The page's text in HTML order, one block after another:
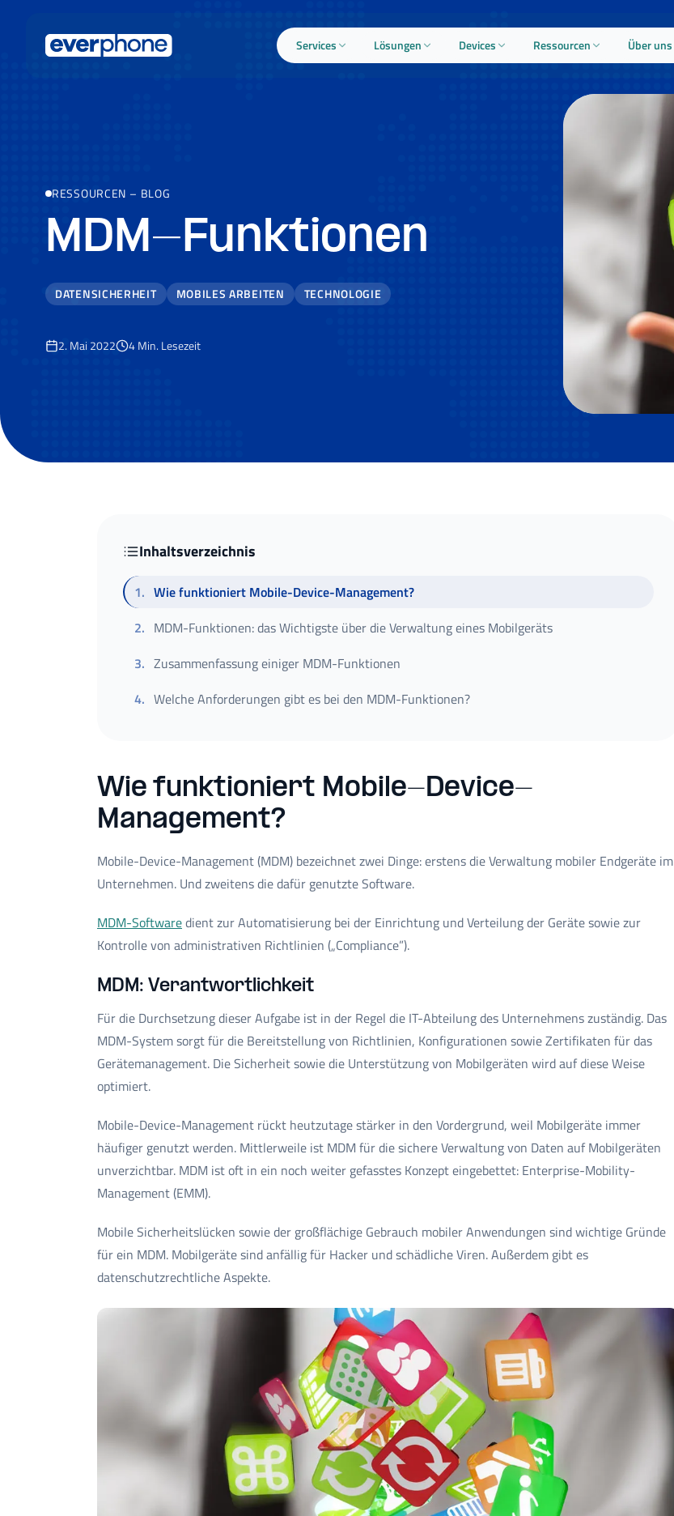
Services Lösungen Devices Ressourcen Über uns
RESSOURCEN – BLOG
MDM-Funktionen
DATENSICHERHEIT MOBILES ARBEITEN TECHNOLOGIE
2. Mai 2022 4Min. Lesezeit
Inhaltsverzeichnis
1. Wie funktioniert Mobile-Device-Management?
2. MDM-Funktionen: das Wichtigste über die Verwaltung eines Mobilgeräts
3. Zusammenfassung einiger MDM-Funktionen
4. Welche Anforderungen gibt es bei den MDM-Funktionen?
Wie funktioniert Mobile-Device-
Management?
Mobile-Device-Management (MDM) bezeichnet zwei Dinge: erstens die Verwaltung mobiler Endgeräte im
Unternehmen. Und zweitens die dafür genutzte Software.
MDM-Softwaredient zur Automatisierung bei der Einrichtung und Verteilung der Geräte sowie zur
Kontrolle von administrativen Richtlinien („Compliance”).
MDM: Verantwortlichkeit
Für die Durchsetzung dieser Aufgabe ist in der Regel die IT-Abteilung des Unternehmens zuständig. Das
MDM-System sorgt für die Bereitstellung von Richtlinien, Konfigurationen sowie Zertifikaten für das
Gerätemanagement. Die Sicherheit sowie die Unterstützung von Mobilgeräten wird auf diese Weise
optimiert.
Mobile-Device-Management rückt heutzutage stärker in den Vordergrund, weil Mobilgeräte immer
häufiger genutzt werden. Mittlerweile ist MDM für die sichere Verwaltung von Daten auf Mobilgeräten
unverzichtbar. MDM ist oft in ein noch weiter gefasstes Konzept eingebettet: Enterprise-Mobility-
Management (EMM).
Mobile Sicherheitslücken sowie der großflächige Gebrauch mobiler Anwendungen sind wichtige Gründe
für ein MDM. Mobilgeräte sind anfällig für Hacker und schädliche Viren. Außerdem gibt es
datenschutzrechtliche Aspekte.